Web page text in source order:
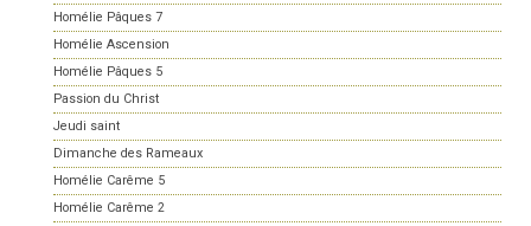
Homélie Pâques 7
Homélie Ascension
Homélie Pâques 5
Passion du Christ
Jeudi saint
Dimanche des Rameaux
Homélie Carême 5
Homélie Carême 2